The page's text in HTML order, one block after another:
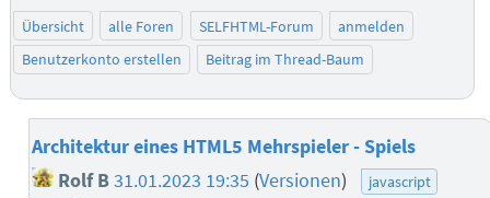
Übersicht alle Foren SELFHTML-Forum
anmelden
Benutzerkonto erstellen
Beitrag im Thread-Baum
Architektur eines HTML5 Mehrspieler - Spiels
Rolf B31.01.2023 19:35 (Versionen)
javascript